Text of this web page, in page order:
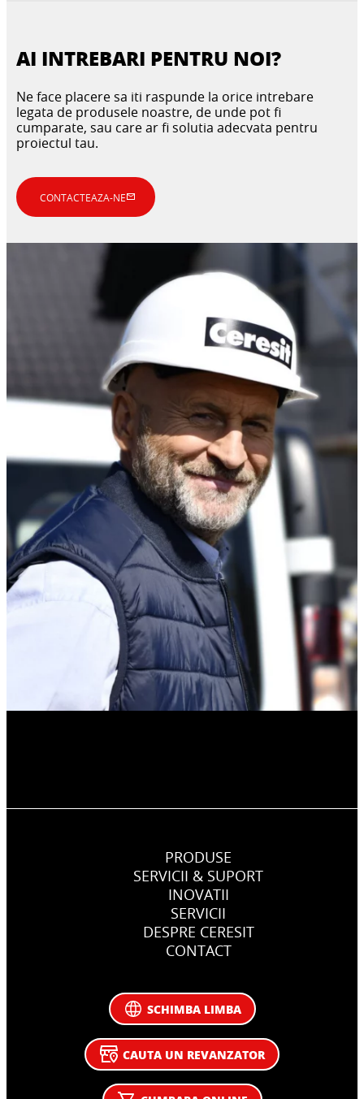
AI NEVOIE SA ACOPERI CEVA?
REPARAREA ZONELOR MICI
AFECTATE ALE FATADEI - GHID PAS
FLEXIBILITATE PENTRU CLADIREA TA
PROBLEMA E PE PARTEA NORDICA
OBISNUITE CE TREBUIE EVITATE
AI INTREBARI PENTRU NOI?
Ne face placere sa iti raspunde la orice intrebare
legata de produsele noastre, de unde pot fi
cumparate, sau care ar fi solutia adecvata pentru
proiectul tau.
CONTACTEAZA-NE
PRODUSE
SERVICII & SUPORT
INOVATII
SERVICII
DESPRE CERESIT
CONTACT
SCHIMBA LIMBA
CAUTA UN REVANZATOR